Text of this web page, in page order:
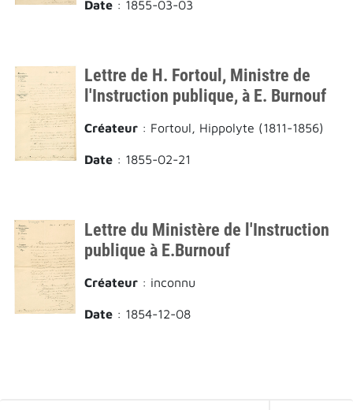
Date : 1855-03-03
Lettre de H. Fortoul, Ministre de
l'Instruction publique, à E. Burnouf
Créateur : Fortoul, Hippolyte (1811-1856)
Date : 1855-02-21
Lettre du Ministère de l'Instruction
publique à E.Burnouf
Créateur : inconnu
Date : 1854-12-08